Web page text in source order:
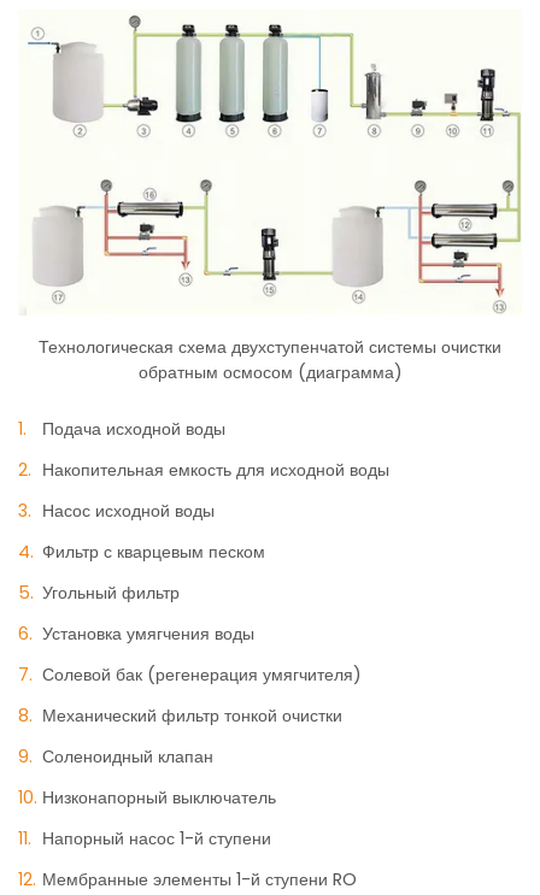
Технологическая схема двухступенчатой системы очистки
обратным осмосом (диаграмма)
Подача исходной воды
Накопительная емкость для исходной воды
Насос исходной воды
Фильтр с кварцевым песком
Угольный фильтр
Установка умягчения воды
Солевой бак (регенерация умягчителя)
Механический фильтр тонкой очистки
Соленоидный клапан
Низконапорный выключатель
Напорный насос 1-й ступени
Мембранные элементы 1-й ступени RO